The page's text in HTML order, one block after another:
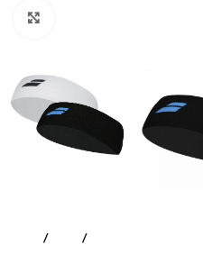
Padel Accessoires textiles